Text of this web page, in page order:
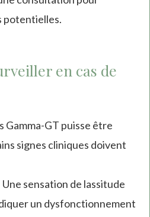
potentielles.
en cas de
Gamma-GT puisse être
signes cliniques doivent
sensation de lassitude
un dysfonctionnement